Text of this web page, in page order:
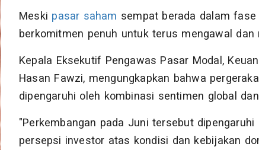
Meski pasar saham sempat berada dalam
berkomitmen penuh untuk terus mengawal
Kepala Eksekutif Pengawas Pasar Modal,
Hasan Fawzi, mengungkapkan bahwa
dipengaruhi oleh kombinasi sentimen global
"Perkembangan pada Juni tersebut
persepsi investor atas kondisi dan kebijakan